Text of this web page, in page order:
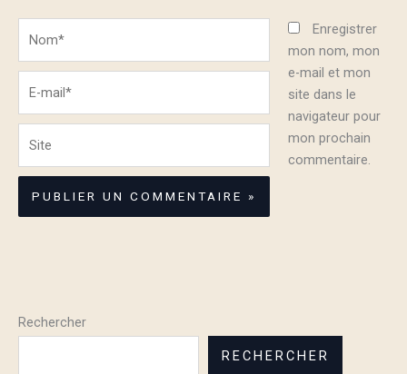
mail*
Enregistrer
mon nom, mon
e-mail et mon
site dans le
navigateur pour
mon prochain
commentaire.
Rechercher
RECHERCHER